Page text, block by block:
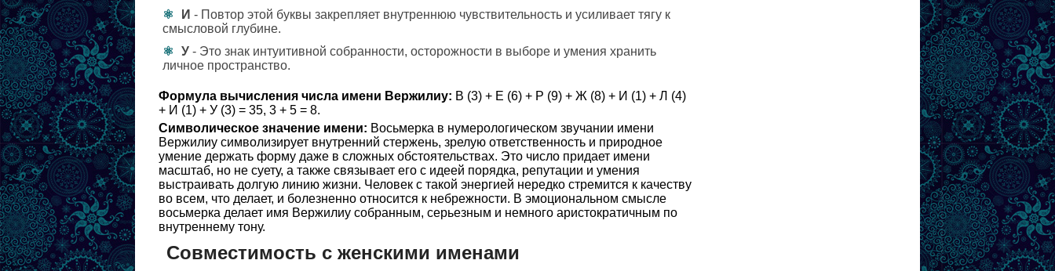
И - Повтор этой буквы закрепляет внутреннюю чувствительность и усиливает тягу к
смысловой глубине.
У - Это знак интуитивной собранности, осторожности в выборе и умения хранить
личное пространство.
Формула вычисления числа имени Вержилиу: В (3) + Е (6) + Р (9) + Ж (8) + И (1) + Л (4)
+ И (1) + У (3) = 35, 3 + 5 = 8.
Символическое значение имени: Восьмерка в нумерологическом звучании имени
Вержилиу символизирует внутренний стержень, зрелую ответственность и природное
умение держать форму даже в сложных обстоятельствах. Это число придает имени
масштаб, но не суету, а также связывает его с идеей порядка, репутации и умения
выстраивать долгую линию жизни. Человек с такой энергией нередко стремится к качеству
во всем, что делает, и болезненно относится к небрежности. В эмоциональном смысле
восьмерка делает имя Вержилиу собранным, серьезным и немного аристократичным по
внутреннему тону.
Совместимость с женскими именами